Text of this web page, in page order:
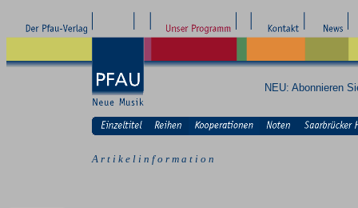
NEU: Abonnieren
A r t i k e l i n f o r m a t i o n